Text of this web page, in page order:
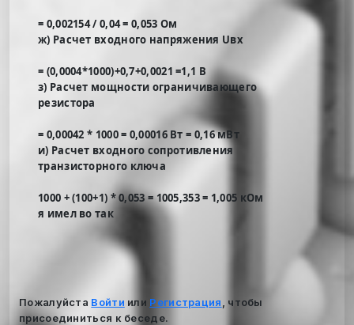
= 0,002154 / 0,04 = 0,053 Ом
ж) Расчет входного напряжения Uвх
= (0,0004*1000)+0,7+0,0021 =1,1 В
з) Расчет мощности ограничивающего
резистора
= 0,00042 * 1000 = 0,00016 Вт = 0,16 мВт
и) Расчет входного сопротивления
транзисторного ключа
1000 + (100+1) * 0,053 = 1005,353 = 1,005 кОм
я имел во так
Пожалуйста Войти или Регистрация
, чтобы
присоединиться к беседе.